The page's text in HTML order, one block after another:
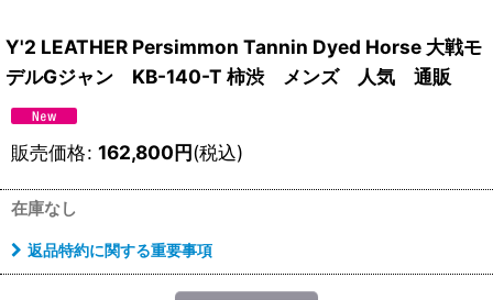
Y'2 LEATHER Persimmon Tannin Dyed Horse 大戦モ
デルGジャン KB-140-T 柿渋 メンズ 人気 通販
販売価格: 162,800円(税込)
在庫なし
返品特約に関する重要事項